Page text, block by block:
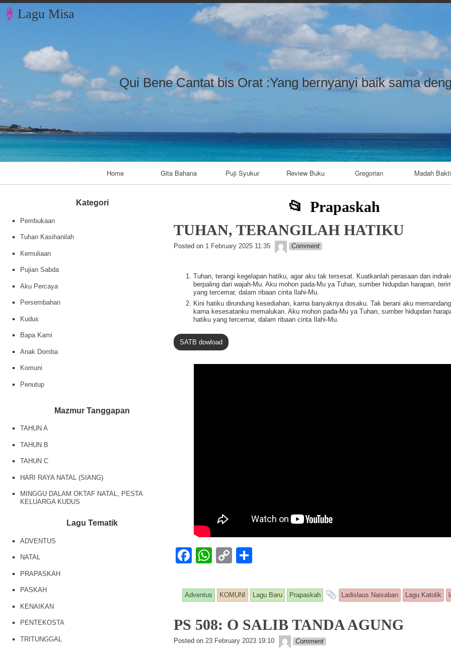
Skip to content
Skip to
Skip to
Skip to
Skip to CUSTOM_HTML-7
Skip to
Skip to CUSTOM_HTML-3
Skip to CATEGORIES-4
Skip to TAG_CLOUD-9
Lagu Misa
Qui Bene Cantat bis Orat :Yang bernyanyi baik sama
Home Gita Bahana Puji Syukur Review Buku Gregorian Madah Bakti
Prapaskah
TUHAN, TERANGILAH HATIKU
Posted on 1 February 2025 11:35 Lapopp music
Comment
Tuhan, terangi kegelapan hatiku, agar aku tak tersesat. Kuatkanlah perasaan dan
berpaling dari wajah-Mu. Aku mohon pada-Mu ya Tuhan, sumber hidupdan harapan,
yang tercemar, dalam ribaan cinta Ilahi-Mu.
Kini hatiku dirundung kesediahan, karna banyaknya dosaku. Tak berani aku
karna kesesatanku memalukan. Aku mohon pada-Mu ya Tuhan, sumber hidupdan
hatiku yang tercemar, dalam ribaan cinta Ilahi-Mu.
SATB dowload
F
c
e
b
o
W
at
s
A
p
C
p
y
Li
n
ar
e
Adventus KOMUNI Lagu Baru Prapaskah and tagged
Ladislaus Naisaban Lagu Katolik
PS 508: O SALIB TANDA AGUNG
Posted on 23 February 2023 19:10 Lapopp music
Comment
Kategori
Pembukaan
Tuhan Kasihanilah
Kemuliaan
Pujian Sabda
Aku Percaya
Persembahan
Kudus
Bapa Kami
Anak Domba
Komuni
Penutup
Mazmur Tanggapan
TAHUN A
TAHUN B
TAHUN C
HARI RAYA NATAL (SIANG)
MINGGU DALAM OKTAF NATAL, PESTA
KELUARGA KUDUS
Lagu Tematik
ADVENTUS
NATAL
PRAPASKAH
PASKAH
KENAIKAN
PENTEKOSTA
TRITUNGGAL